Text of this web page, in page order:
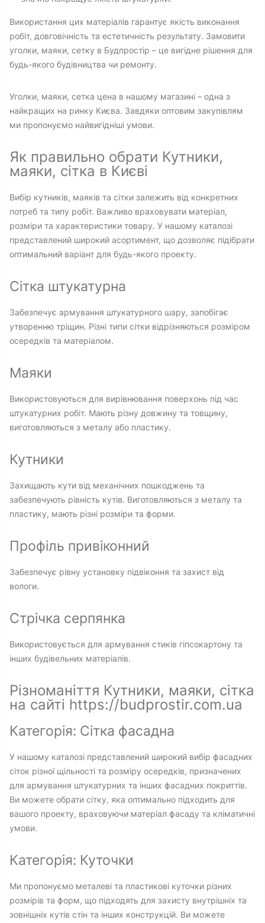
Використання цих матеріалів гарантує якість виконання
робіт, довговічність та естетичність результату. Замовити
уголки, маяки, сетку в Будпростір – це вигідне рішення для
будь-якого будівництва чи ремонту.
Уголки, маяки, сетка цена в нашому магазині – одна з
найкращих на ринку Києва. Завдяки оптовим закупівлям
ми пропонуємо найвигідніші умови.
Як правильно обрати Кутники,
маяки, сітка в Києві
Вибір кутників, маяків та сітки залежить від конкретних
потреб та типу робіт. Важливо враховувати матеріал,
розміри та характеристики товару. У нашому каталозі
представлений широкий асортимент, що дозволяє підібрати
оптимальний варіант для будь-якого проекту.
Сітка штукатурна
Забезпечує армування штукатурного шару, запобігає
утворенню тріщин. Різні типи сітки відрізняються розміром
осередків та матеріалом.
Маяки
Використовуються для вирівнювання поверхонь під час
штукатурних робіт. Мають різну довжину та товщину,
виготовляються з металу або пластику.
Кутники
Захищають кути від механічних пошкоджень та
забезпечують рівність кутів. Виготовляються з металу та
пластику, мають різні розміри та форми.
Профіль привіконний
Забезпечує рівну установку підвіконня та захист від
вологи.
Стрічка серпянка
Використовується для армування стиків гіпсокартону та
інших будівельних матеріалів.
Різноманіття Кутники, маяки, сітка
на сайті https://budprostir.com.ua
Категорія: Сітка фасадна
У нашому каталозі представлений широкий вибір фасадних
сіток різної щільності та розміру осередків, призначених
для армування штукатурних та інших фасадних покриттів.
Ви можете обрати сітку, яка оптимально підходить для
вашого проекту, враховуючи матеріал фасаду та кліматичні
умови.
Категорія: Куточки
Ми пропонуємо металеві та пластикові куточки різних
розмірів та форм, що підходять для захисту внутрішніх та
зовнішніх кутів стін та інших конструкцій. Ви можете